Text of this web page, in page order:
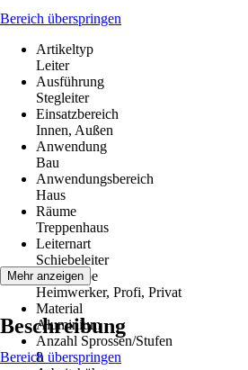
Bereich überspringen
Artikeltyp
Leiter
Ausführung
Stegleiter
Einsatzbereich
Innen, Außen
Anwendung
Bau
Anwendungsbereich
Haus
Räume
Treppenhaus
Leiternart
Schiebeleiter
Zielgruppe
Heimwerker, Profi, Privat
Material
Aluminium
Anzahl Sprossen/Stufen
8
Mehr anzeigen
Beschreibung
Bereich überspringen